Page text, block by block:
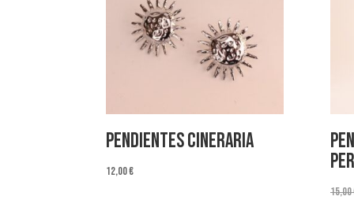
Pendientes Cineraria
12,00€
15,00